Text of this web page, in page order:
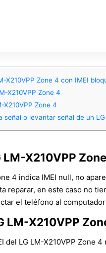
X210VPP Zone 4 con IMEI
X210VPP Zone 4
X210VPP Zone 4
señal o levantar señal de un
LM-X210VPP
4 indica IMEI null, no
reparar, en este caso no
el teléfono al
LM-X210VPP
del LG LM-X210VPP Zone